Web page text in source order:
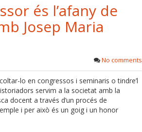
és l’afany de
Josep Maria
No comments
lo en congressos i seminaris o tindre’l
servim a la societat amb la
docent a través d’un procés de
i per això és un goig i un honor